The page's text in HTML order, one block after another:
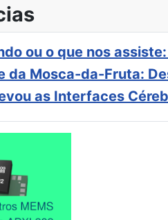
ou o que nos
da Mosca-da-Fruta:
as Interfaces